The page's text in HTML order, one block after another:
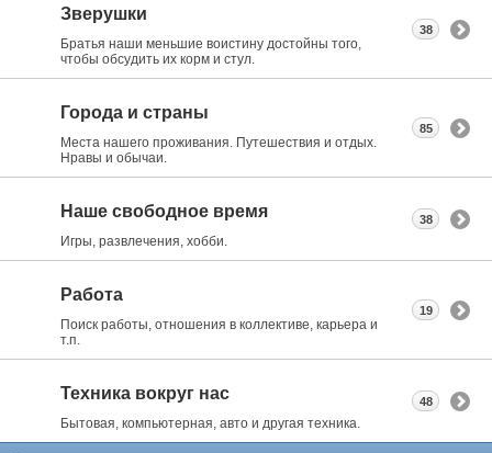
Зверушки
Братья наши меньшие воистину достойны того,
чтобы обсудить их корм и стул.
38
Города и страны
Места нашего проживания. Путешествия и отдых.
Нравы и обычаи.
85
Наше свободное время
Игры, развлечения, хобби.
38
Работа
Поиск работы, отношения в коллективе, карьера и
т.п.
19
Техника вокруг нас
Бытовая, компьютерная, авто и другая техника.
48